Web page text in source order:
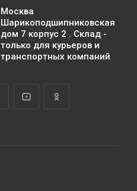
Москва
Шарикоподшипниковская
дом 7 корпус 2 . Склад -
только для курьеров и
транспортных компаний